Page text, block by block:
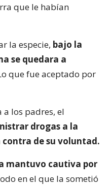
que le habían
la especie, bajo la
se quedara a
que fue aceptado por
los padres, el
drogas a la
de su voluntad.
mantuvo cautiva por
en el que la sometió